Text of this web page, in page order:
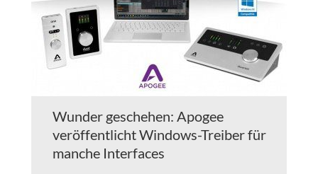
Wunder geschehen: Apogee
veröffentlicht Windows-Treiber für
manche Interfaces